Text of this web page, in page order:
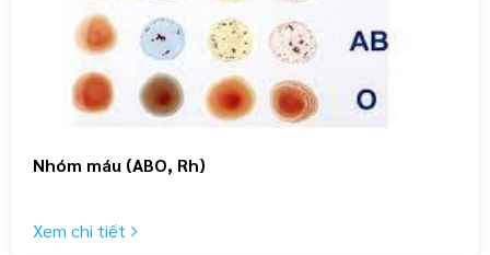
Nhóm máu (ABO, Rh)
Xem chi tiết